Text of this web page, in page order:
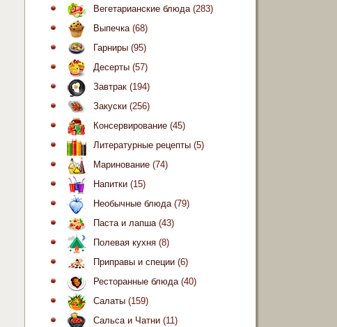
Вегетарианские блюда(283)
Выпечка(68)
Гарниры (95)
Десерты (57)
Завтрак (194)
Закуски (256)
Консервирование (45)
Литературные рецепты (5)
Маринование (74)
Напитки (15)
Необычные блюда(79)
Паста и лапша(43)
Полевая кухня (8)
Приправы и специи (6)
Ресторанные блюда(40)
Салаты (159)
Сальса и Чатни (11)